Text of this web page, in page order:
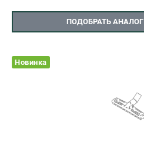
ПОДОБРАТЬ АНАЛОГ
Новинка